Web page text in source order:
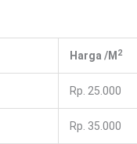
Harga /m 2
Rp. 25.000
Rp. 35.000